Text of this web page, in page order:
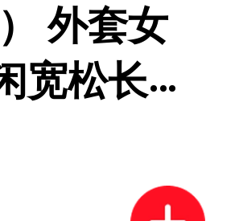
外套女
宽松长袖
咖啡色 S